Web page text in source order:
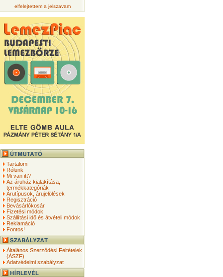
elfelejtettem a jelszavam
Tartalom
Rólunk
Mi van itt?
Az áruház kialakítása,
termékkategóriák
Árutípusok, árujelölések
Regisztráció
Bevásárlókosár
Fizetési módok
Szállítási idő és átvételi módok
Reklamáció
Fontos!
Általános Szerződési Feltételek
(ÁSZF)
Adatvédelmi szabályzat